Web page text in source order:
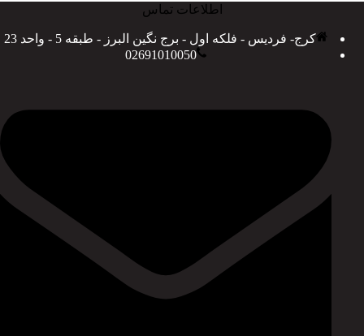
اطلاعات تماس
کرج- فردیس - فلکه اول - برج نگین البرز - طبقه 5 - واحد 23
02691010050